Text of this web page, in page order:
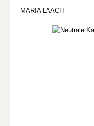
MARIA LAACH
Bildergalerie überspringen